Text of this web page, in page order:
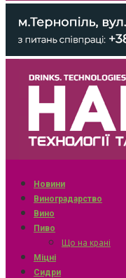
Новини
Виноградарство
Вино
Пиво
Що на крані
Міцні
Сидри